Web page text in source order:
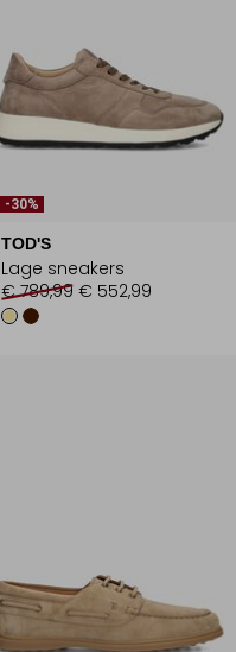
-30%
TOD'S
Lage sneakers
€ 789,99 € 552,99